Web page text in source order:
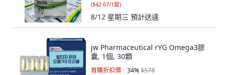
($42.67/1錠)
8/12 星期三 預計送達
jw Pharmaceutical rYG Omega3膠
囊, 1個, 30顆
首購折扣價 34%$578